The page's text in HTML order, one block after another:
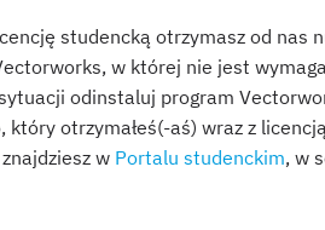
studencką otrzymasz od nas
w której nie jest
odinstaluj program
który otrzymałeś(-aś) wraz z
w Portalu studenckim, w